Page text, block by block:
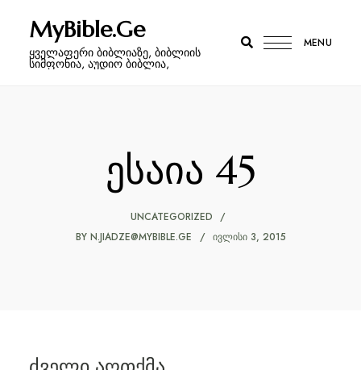
MyBible.Ge
ყველაფერი ბიბლიაზე, ბიბლიის
სიმფონია, აუდიო ბიბლია,
MENU
ესაია 45
UNCATEGORIZED
BY N.JIADZE@MYBIBLE.GE ᲘᲕᲚᲘᲡᲘ 3, 2015